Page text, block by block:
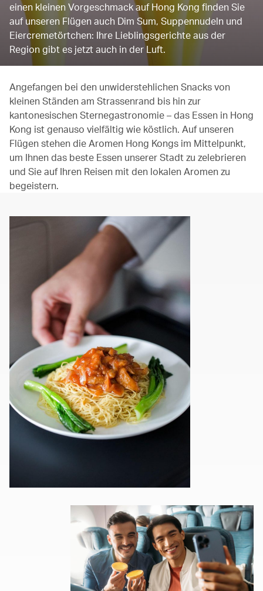
einen kleinen Vorgeschmack auf Hong Kong finden Sie
auf unseren Flügen auch Dim Sum, Suppennudeln und
Eiercremetörtchen: Ihre Lieblingsgerichte aus der
Region gibt es jetzt auch in der Luft.
Angefangen bei den unwiderstehlichen Snacks von
kleinen Ständen am Strassenrand bis hin zur
kantonesischen Sternegastronomie – das Essen in Hong
Kong ist genauso vielfältig wie köstlich. Auf unseren
Flügen stehen die Aromen Hong Kongs im Mittelpunkt,
um Ihnen das beste Essen unserer Stadt zu zelebrieren
und Sie auf Ihren Reisen mit den lokalen Aromen zu
begeistern.